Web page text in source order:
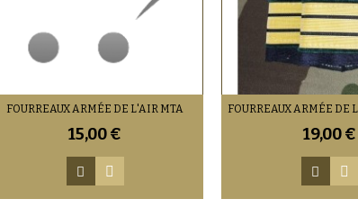
FOURREAUX ARMÉE DE L'AIR MTA
15,00 € 19,00 €